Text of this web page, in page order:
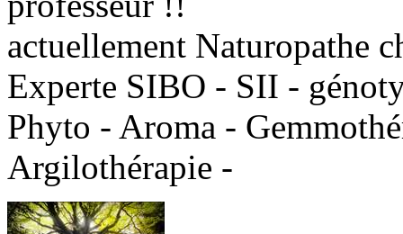
actuellement Naturopathe
Experte SIBO - SII -
Phyto - Aroma -
Argilothérapie -